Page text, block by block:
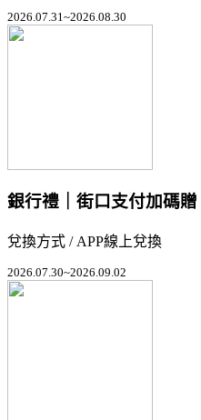
2026.07.31~2026.08.30
銀行禮｜街口支付加碼贈
兌換方式 / APP線上兌換
2026.07.30~2026.09.02